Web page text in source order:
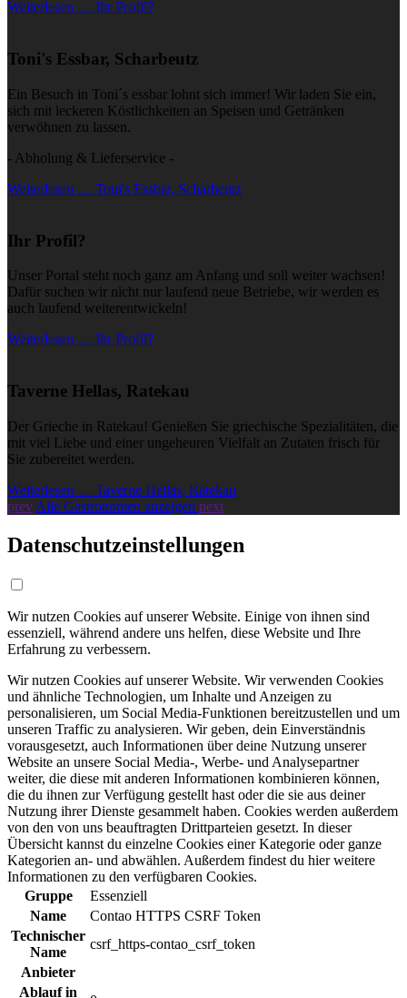
Weiterlesen … Ihr Profil?
Toni's Essbar, Scharbeutz
Ein Besuch in Toni´s essbar lohnt sich immer! Wir laden Sie ein,
sich mit leckeren Köstlichkeiten an Speisen und Getränken
verwöhnen zu lassen.
- Abholung & Lieferservice -
Weiterlesen … Toni's Essbar, Scharbeutz
Ihr Profil?
Unser Portal steht noch ganz am Anfang und soll weiter wachsen!
Dafür suchen wir nicht nur laufend neue Betriebe, wir werden es
auch laufend weiterentwickeln!
Weiterlesen … Ihr Profil?
Taverne Hellas, Ratekau
Der Grieche in Ratekau! Genießen Sie griechische Spezialitäten, die
mit viel Liebe und einer ungeheuren Vielfalt an Zutaten frisch für
Sie zubereitet werden.
Weiterlesen … Taverne Hellas, Ratekau
prev Alle Gastronomen anzeigen next
Datenschutzeinstellungen
Wir nutzen Cookies auf unserer Website. Einige von ihnen sind
essenziell, während andere uns helfen, diese Website und Ihre
Erfahrung zu verbessern.
Wir nutzen Cookies auf unserer Website. Wir verwenden Cookies
und ähnliche Technologien, um Inhalte und Anzeigen zu
personalisieren, um Social Media-Funktionen bereitzustellen und um
unseren Traffic zu analysieren. Wir geben, dein Einverständnis
vorausgesetzt, auch Informationen über deine Nutzung unserer
Website an unsere Social Media-, Werbe- und Analysepartner
weiter, die diese mit anderen Informationen kombinieren können,
die du ihnen zur Verfügung gestellt hast oder die sie aus deiner
Nutzung ihrer Dienste gesammelt haben. Cookies werden außerdem
von den von uns beauftragten Drittparteien gesetzt. In dieser
Übersicht kannst du einzelne Cookies einer Kategorie oder ganze
Kategorien an- und abwählen. Außerdem findest du hier weitere
Informationen zu den verfügbaren Cookies.
Gruppe
Essenziell
Name
Contao HTTPS CSRF Token
Technischer
Name
csrf_https-contao_csrf_token
Anbieter
Ablauf in